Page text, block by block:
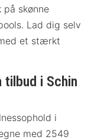
skønne
Lad dig selv
et stærkt
i Schin
i
med 2549